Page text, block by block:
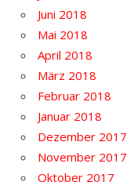
Juni 2018
Mai 2018
April 2018
März 2018
Februar 2018
Januar 2018
Dezember 2017
November 2017
Oktober 2017